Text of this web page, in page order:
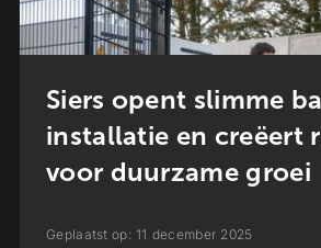
Siers opent slimme
installatie en creëert
voor duurzame groei
Geplaatst op: 11 december 2025